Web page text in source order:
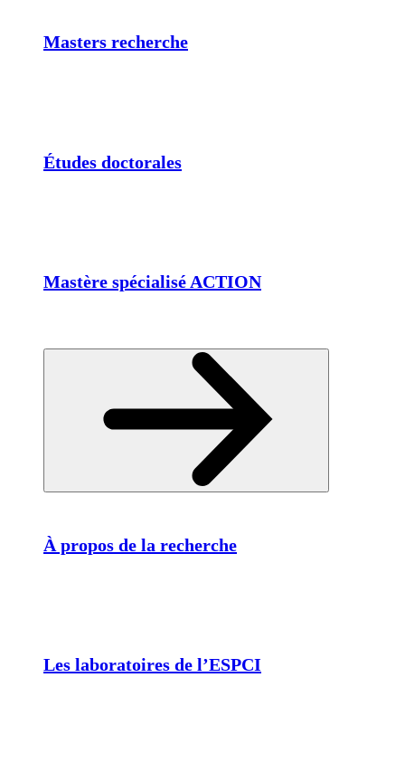
Masters recherche
Études doctorales
Mastère spécialisé ACTION
À propos de la recherche
Les laboratoires de l’ESPCI